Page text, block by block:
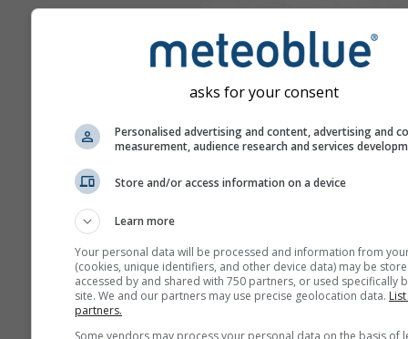
asks for your consent
Personalised advertising and content, advertising and
measurement, audience research and services
Store and/or access information on a device
Learn more
Your personal data will be processed and information from
(cookies, unique identifiers, and other device data) may be
accessed by and shared with 750 partners, or used specifically
site. We and our partners may use precise geolocation data.
partners.
Some vendors may process your personal data on the basis of